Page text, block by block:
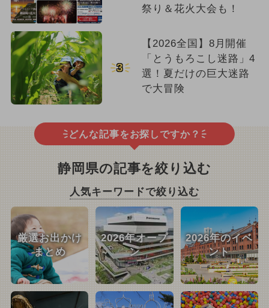
祭り＆花火大会も！
3
【2026全国】8月開催
「とうもろこし迷路」4
選！夏だけの巨大迷路
で大冒険
どんな記事をお探しですか？
静岡県の記事を絞り込む
人気キーワードで絞り込む
厳選お出かけ
まとめ
2026年オープ
ン
2026年のイベ
ント